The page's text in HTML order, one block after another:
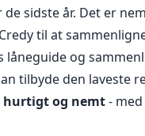
sidste år. Det er
til at
låneguide og
tilbyde den laveste
hurtigt og nemt-